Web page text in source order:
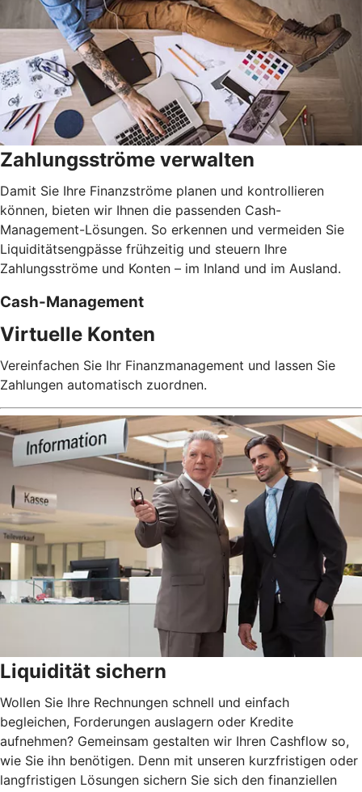
Zahlungsströme verwalten
Damit Sie Ihre Finanzströme planen und kontrollieren
können, bieten wir Ihnen die passenden Cash-
Management-Lösungen. So erkennen und vermeiden Sie
Liquiditätsengpässe frühzeitig und steuern Ihre
Zahlungsströme und Konten – im Inland und im Ausland.
Cash-Management
Virtuelle Konten
Vereinfachen Sie Ihr Finanzmanagement und lassen Sie
Zahlungen automatisch zuordnen.
Liquidität sichern
Wollen Sie Ihre Rechnungen schnell und einfach
begleichen, Forderungen auslagern oder Kredite
aufnehmen? Gemeinsam gestalten wir Ihren Cashflow so,
wie Sie ihn benötigen. Denn mit unseren kurzfristigen oder
langfristigen Lösungen sichern Sie sich den finanziellen